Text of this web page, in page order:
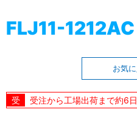
FLJ11-1212AC
お気
受注から工場出荷まで約6日